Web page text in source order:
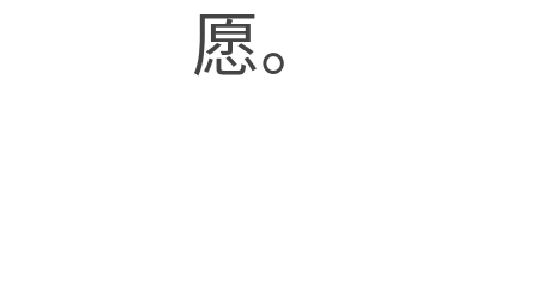
愿。